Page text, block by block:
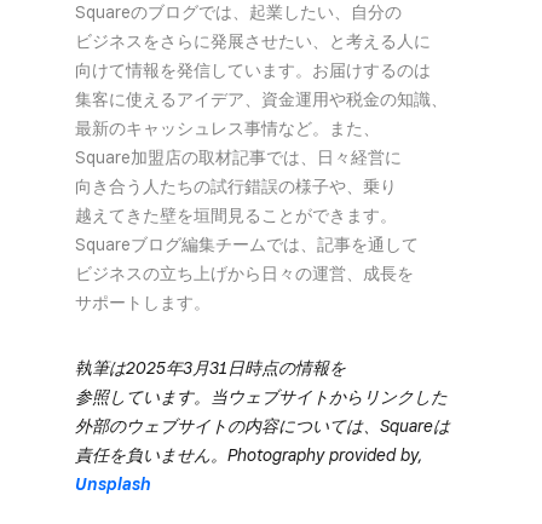
Squareの​ブログでは、​起業したい、​自分の​
ビジネスを​さらに​発展させたい、と​考える​人に​
向けて​情報を​発信しています。​お届けするのは​
集客に​使える​アイデア、​資金運用や​税金の​知識、​
最新の​キャッシュレス事情など。​また、​
Square加盟店の​取材記事では、​日々​経営に​
向き合う​人たちの​試行錯誤の​様子や、​乗り​
越えてきた壁を​垣間見る​ことができます。​
Squareブログ編集チームでは、​記事を​通して​
ビジネスの​立ち上げから​日々の​運営、​成長を​
サポートします。
執筆は​​2025年3月31日​時点の​​情報を​​
参照しています。​当ウェブサイトから​​リンクした​​
外部の​​ウェブサイトの​​内容に​​ついては、​​Squareは​​
責任を​​負いません。​​Photography provided by,
Unsplash